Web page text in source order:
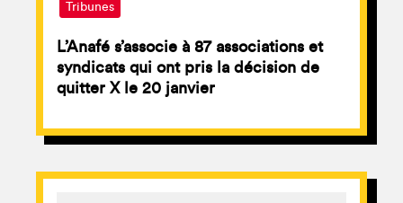
Tribunes
L’Anafé s’associe à 87 associations et
syndicats qui ont pris la décision de
quitter X le 20 janvier